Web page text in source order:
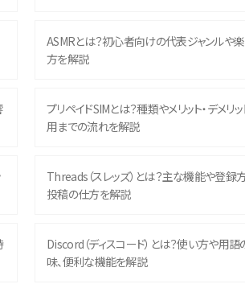
ASMRとは？初心者向けの代表ジャンルや
方を解説
プリペイドSIMとは？種類やメリット・デメリッ
用までの流れを解説
Threads（スレッズ）とは？主な機能や登録
投稿の仕方を解説
Discord（ディスコード）とは？使い方や用語
味、便利な機能を解説